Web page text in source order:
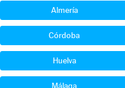
Almería
Córdoba
Huelva
Málaga